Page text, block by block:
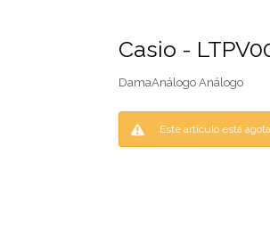
Casio -
DamaAnálogo Análogo
Este artículo está